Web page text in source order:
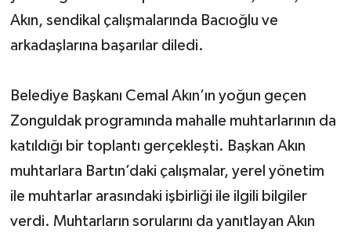
Akın, sendikal çalışmalarında Bacıoğlu ve
arkadaşlarına başarılar diledi.
Belediye Başkanı Cemal Akın’ın yoğun geçen
Zonguldak programında mahalle muhtarlarının da
katıldığı bir toplantı gerçekleşti. Başkan Akın
muhtarlara Bartın’daki çalışmalar, yerel yönetim
ile muhtarlar arasındaki işbirliği ile ilgili bilgiler
verdi. Muhtarların sorularını da yanıtlayan Akın